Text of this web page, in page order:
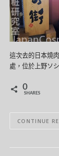
這次去的日本燒
處，位於上野ソ
0
SHARES
CONTINUE